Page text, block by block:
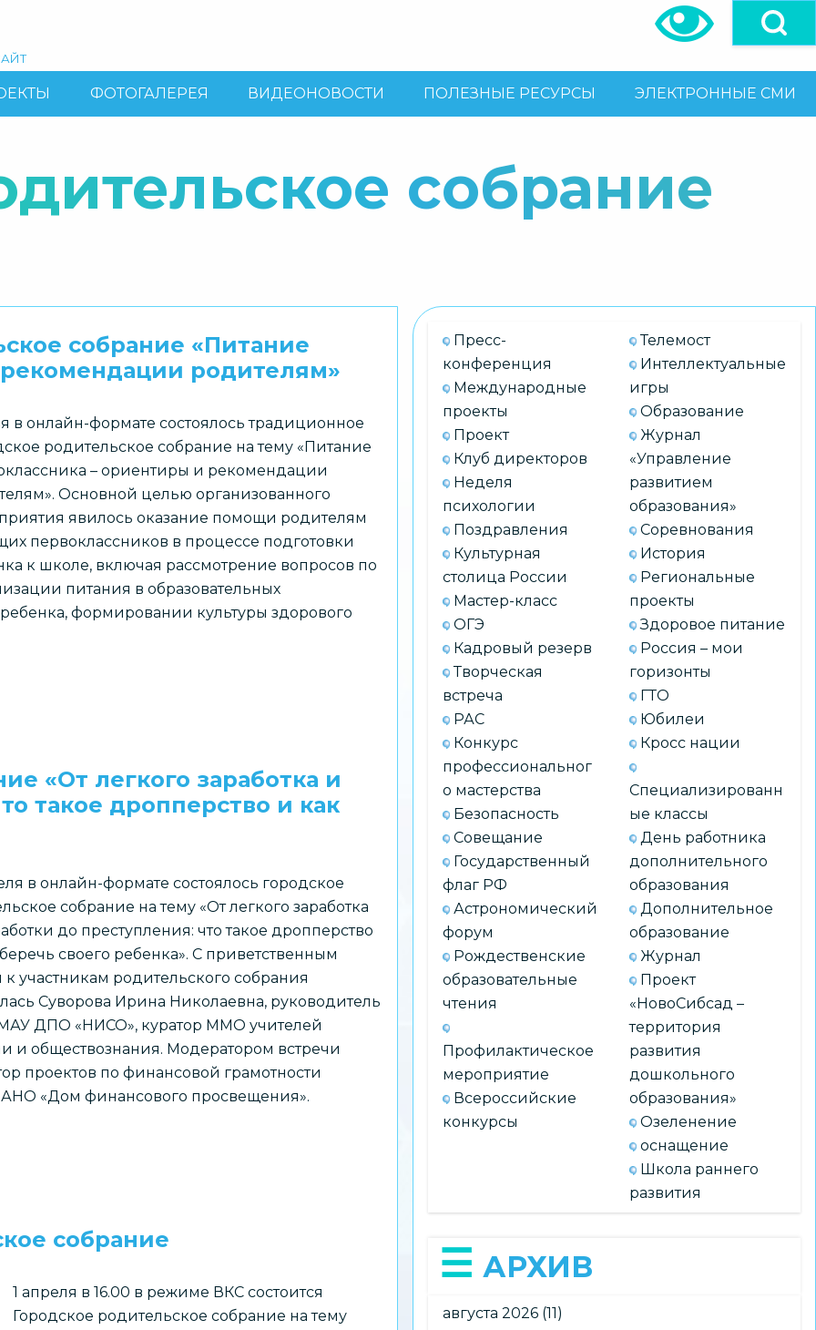
ФОТОГАЛЕРЕЯ ВИДЕОНОВОСТИ ПОЛЕЗНЫЕ РЕСУРСЫ ЭЛЕКТРОННЫЕ СМИ
собрание
собрание «Питание
родителям»
в онлайн-формате состоялось традиционное
родительское собрание на тему «Питание
– ориентиры и рекомендации
Основной целью организованного
явилось оказание помощи родителям
первоклассников в процессе подготовки
к школе, включая рассмотрение вопросов по
питания в образовательных
формировании культуры здорового
«От легкого заработка и
такое дропперство и как
в онлайн-формате состоялось городское
собрание на тему «От легкого заработка
до преступления: что такое дропперство
своего ребенка». С приветственным
к участникам родительского собрания
Суворова Ирина Николаевна, руководитель
ДПО «НИСО», куратор ММО учителей
и обществознания. Модератором встречи
проектов по финансовой грамотности
АНО «Дом финансового просвещения».
собрание
1 апреля в 16.00 в режиме ВКС состоится
Городское родительское собрание на тему
Пресс-
конференция
Международные
проекты
Проект
Клуб директоров
Неделя
психологии
Поздравления
Культурная
столица России
Мастер-класс
ОГЭ
Кадровый резерв
Творческая
встреча
РАС
Конкурс
профессиональног
о мастерства
Безопасность
Совещание
Государственный
флаг РФ
Астрономический
форум
Рождественские
образовательные
чтения
Профилактическое
мероприятие
Всероссийские
конкурсы
Телемост
Интеллектуальные
игры
Образование
Журнал
«Управление
развитием
образования»
Соревнования
История
Региональные
проекты
Здоровое питание
Россия – мои
горизонты
ГТО
Юбилеи
Кросс нации
Специализированн
ые классы
День работника
дополнительного
образования
Дополнительное
образование
Журнал
Проект
«НовоСибсад –
территория
развития
дошкольного
образования»
Озеленение
оснащение
Школа раннего
развития
АРХИВ
августа 2026 (11)